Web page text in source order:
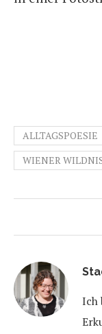
ALLTAGSPOESIE
WIENER
Ich